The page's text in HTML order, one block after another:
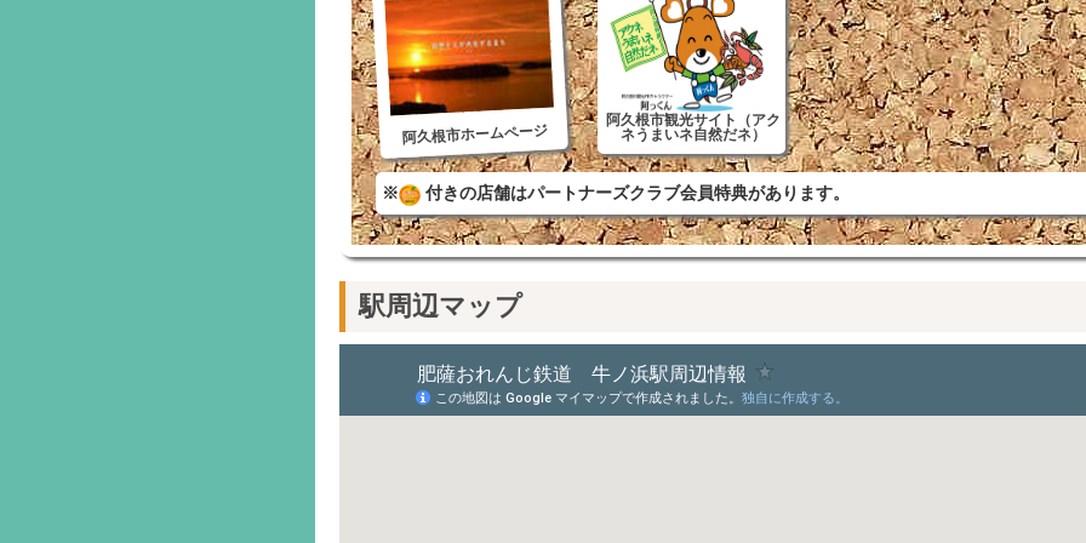
阿久根市ホームページ
阿久根市観光サイト（アク
ネうまいネ自然だネ）
※ 付きの店舗はパートナーズクラブ会員特典があります。
駅周辺マップ